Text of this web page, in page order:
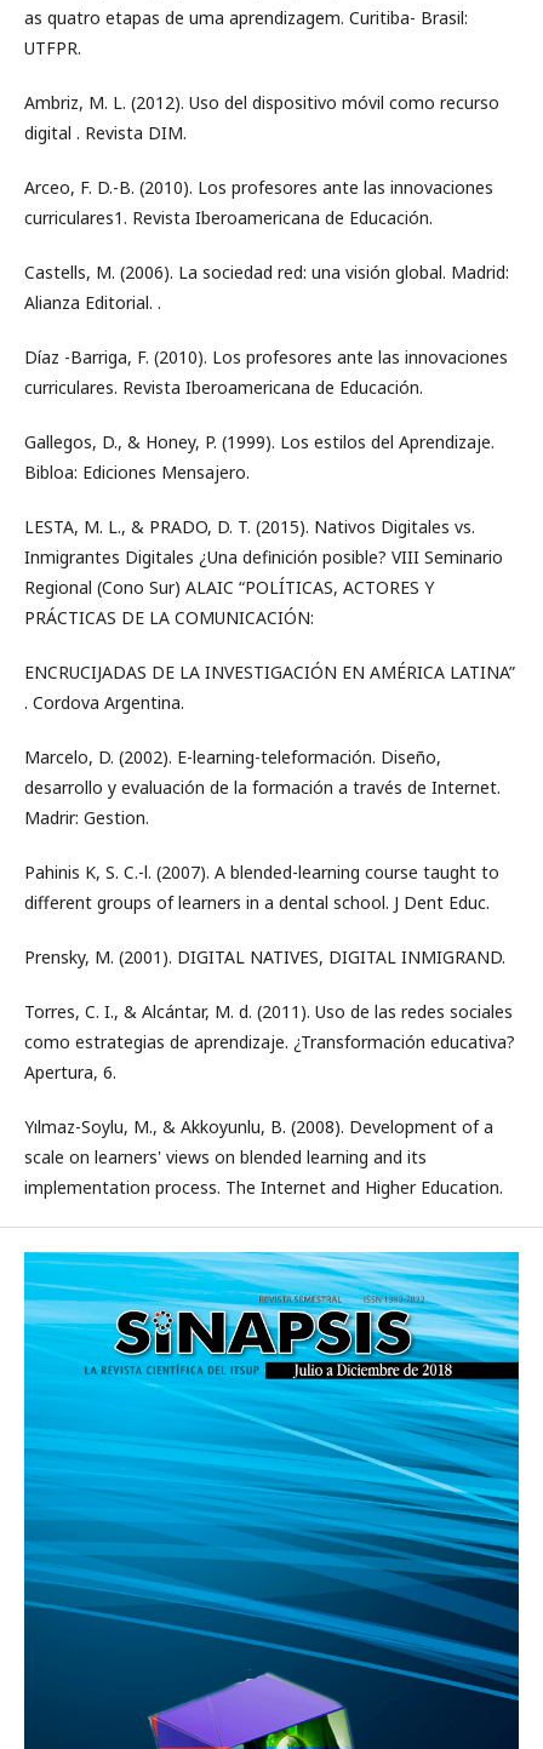
as quatro etapas de uma aprendizagem. Curitiba- Brasil:
UTFPR.
Ambriz, M. L. (2012). Uso del dispositivo móvil como recurso
digital . Revista DIM.
Arceo, F. D.-B. (2010). Los profesores ante las innovaciones
curriculares1. Revista Iberoamericana de Educación.
Castells, M. (2006). La sociedad red: una visión global. Madrid:
Alianza Editorial. .
Díaz -Barriga, F. (2010). Los profesores ante las innovaciones
curriculares. Revista Iberoamericana de Educación.
Gallegos, D., & Honey, P. (1999). Los estilos del Aprendizaje.
Bibloa: Ediciones Mensajero.
LESTA, M. L., & PRADO, D. T. (2015). Nativos Digitales vs.
Inmigrantes Digitales ¿Una definición posible? VIII Seminario
Regional (Cono Sur) ALAIC “POLÍTICAS, ACTORES Y
PRÁCTICAS DE LA COMUNICACIÓN:
ENCRUCIJADAS DE LA INVESTIGACIÓN EN AMÉRICA LATINA”
. Cordova Argentina.
Marcelo, D. (2002). E-learning-teleformación. Diseño,
desarrollo y evaluación de la formación a través de Internet.
Madrir: Gestion.
Pahinis K, S. C.-l. (2007). A blended-learning course taught to
different groups of learners in a dental school. J Dent Educ.
Prensky, M. (2001). DIGITAL NATIVES, DIGITAL INMIGRAND.
Torres, C. I., & Alcántar, M. d. (2011). Uso de las redes sociales
como estrategias de aprendizaje. ¿Transformación educativa?
Apertura, 6.
Yılmaz-Soylu, M., & Akkoyunlu, B. (2008). Development of a
scale on learners' views on blended learning and its
implementation process. The Internet and Higher Education.